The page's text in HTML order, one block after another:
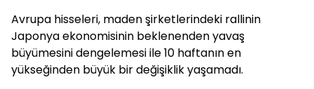
Avrupa hisseleri, maden şirketlerindeki rallinin
Japonya ekonomisinin beklenenden yavaş
büyümesini dengelemesi ile 10 haftanın en
yükseğinden büyük bir değişiklik yaşamadı.